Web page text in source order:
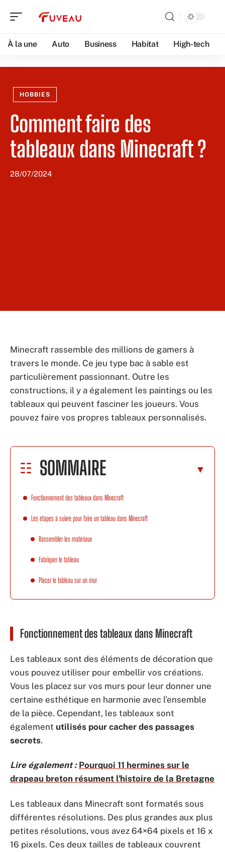
À la une Auto Business Habitat High-tech
HOBBIES
Comment faire des
tableaux dans Minecraft ?
28/07/2024
Minecraft rassemble des millions de gamers à
travers le monde. Ce jeu type bac à sable est
particulièrement passionnant. Outre les
constructions, il y a également les paintings ou les
tableaux qui peuvent fasciner les joueurs. Vous
pouvez faire vos propres tableaux personnalisés.
SOMMAIRE
Fonctionnement des tableaux dans Minecraft
Les étapes à suivre pour faire un tableau dans Minecraft
Rassembler les matériaux
Fabriquer le tableau
Placer le tableau sur un mur
Fonctionnement des tableaux dans Minecraft
Les tableaux sont des éléments de décoration que
vous pouvez utiliser pour embellir vos créations.
Vous les placez sur vos murs pour leur donner une
certaine esthétique en harmonie avec l’ensemble
de la pièce. Cependant, les tableaux sont
également utilisés pour cacher des passages
secrets.
Lire également : Pourquoi 11 hermines sur le
drapeau breton résument l'histoire de la Bretagne
Les tableaux dans Minecraft sont formatés sous
différentes résolutions. Des plus grandes aux plus
petites résolutions, vous avez 64×64 pixels et 16 x
16 pixels. Ces deux tailles de tableaux couvrent